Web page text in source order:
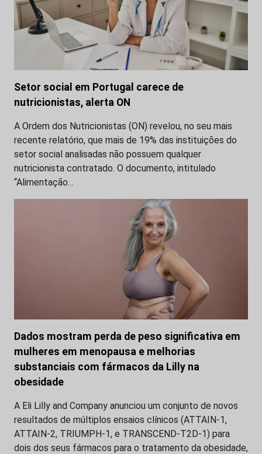
Setor social em Portugal carece de
nutricionistas, alerta ON
A Ordem dos Nutricionistas (ON) revelou, no seu mais
recente relatório, que mais de 19% das instituições do
setor social analisadas não possuem qualquer
nutricionista contratado. O documento, intitulado
“Alimentação…
Dados mostram perda de peso significativa em
mulheres em menopausa e melhorias
substanciais com fármacos da Lilly na
obesidade
A Eli Lilly and Company anunciou um conjunto de novos
resultados de múltiplos ensaios clínicos (ATTAIN-1,
ATTAIN-2, TRIUMPH-1, e TRANSCEND-T2D-1) para
dois dos seus fármacos para o tratamento da obesidade,